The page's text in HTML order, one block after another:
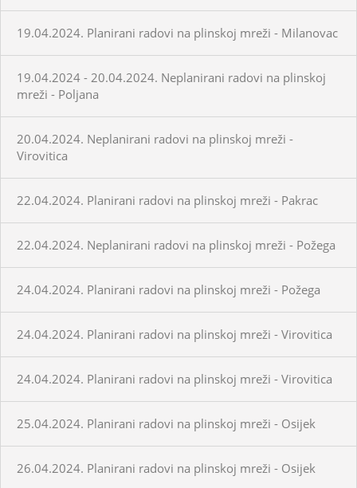
19.04.2024. Planirani radovi na plinskoj mreži - Milanovac
19.04.2024 - 20.04.2024. Neplanirani radovi na plinskoj
mreži - Poljana
20.04.2024. Neplanirani radovi na plinskoj mreži -
Virovitica
22.04.2024. Planirani radovi na plinskoj mreži - Pakrac
22.04.2024. Neplanirani radovi na plinskoj mreži - Požega
24.04.2024. Planirani radovi na plinskoj mreži - Požega
24.04.2024. Planirani radovi na plinskoj mreži - Virovitica
24.04.2024. Planirani radovi na plinskoj mreži - Virovitica
25.04.2024. Planirani radovi na plinskoj mreži - Osijek
26.04.2024. Planirani radovi na plinskoj mreži - Osijek